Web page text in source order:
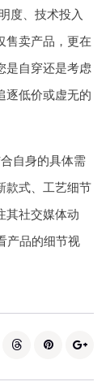
度、技术投入
售卖产品，更在
是自穿还是考虑
逐低价或虚无的
自身的具体需
款式、工艺细节
其社交媒体动
产品的细节视